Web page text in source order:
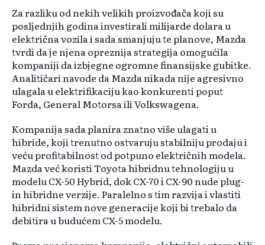
Za razliku od nekih velikih proizvođača koji su
posljednjih godina investirali milijarde dolara u
električna vozila i sada smanjuju te planove, Mazda
tvrdi da je njena opreznija strategija omogućila
kompaniji da izbjegne ogromne finansijske gubitke.
Analitičari navode da Mazda nikada nije agresivno
ulagala u elektrifikaciju kao konkurenti poput
Forda, General Motorsa ili Volkswagena.
Kompanija sada planira znatno više ulagati u
hibride, koji trenutno ostvaruju stabilniju prodaju i
veću profitabilnost od potpuno električnih modela.
Mazda već koristi Toyota hibridnu tehnologiju u
modelu CX-50 Hybrid, dok CX-70 i CX-90 nude plug-
in hibridne verzije. Paralelno s tim razvija i vlastiti
hibridni sistem nove generacije koji bi trebalo da
debitira u budućem CX-5 modelu.